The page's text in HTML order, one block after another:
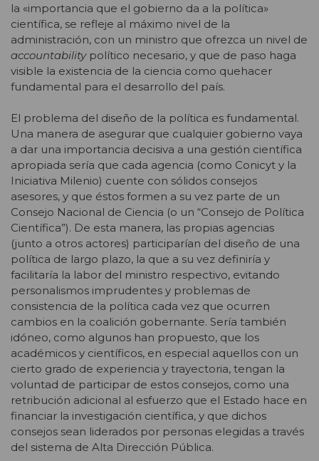
la «importancia que el gobierno da a la política»
científica, se refleje al máximo nivel de la
administración, con un ministro que ofrezca un nivel de
accountabilitypolítico necesario, y que de paso haga
visible la existencia de la ciencia como quehacer
fundamental para el desarrollo del país.
El problema del diseño de la política es fundamental.
Una manera de asegurar que cualquier gobierno vaya
a dar una importancia decisiva a una gestión científica
apropiada sería que cada agencia (como Conicyt y la
Iniciativa Milenio) cuente con sólidos consejos
asesores, y que éstos formen a su vez parte de un
Consejo Nacional de Ciencia (o un “Consejo de Política
Científica”). De esta manera, las propias agencias
(junto a otros actores) participarían del diseño de una
política de largo plazo, la que a su vez definiría y
facilitaría la labor del ministro respectivo, evitando
personalismos imprudentes y problemas de
consistencia de la política cada vez que ocurren
cambios en la coalición gobernante. Sería también
idóneo, como algunos han propuesto, que los
académicos y científicos, en especial aquellos con un
cierto grado de experiencia y trayectoria, tengan la
voluntad de participar de estos consejos, como una
retribución adicional al esfuerzo que el Estado hace en
financiar la investigación científica, y que dichos
consejos sean liderados por personas elegidas a través
del sistema de Alta Dirección Pública.